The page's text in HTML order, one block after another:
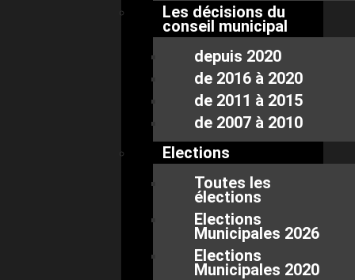
Les décisions du
conseil municipal
depuis 2020
de 2016 à 2020
de 2011 à 2015
de 2007 à 2010
Elections
Toutes les
élections
Elections
Municipales 2026
Elections
Municipales 2020